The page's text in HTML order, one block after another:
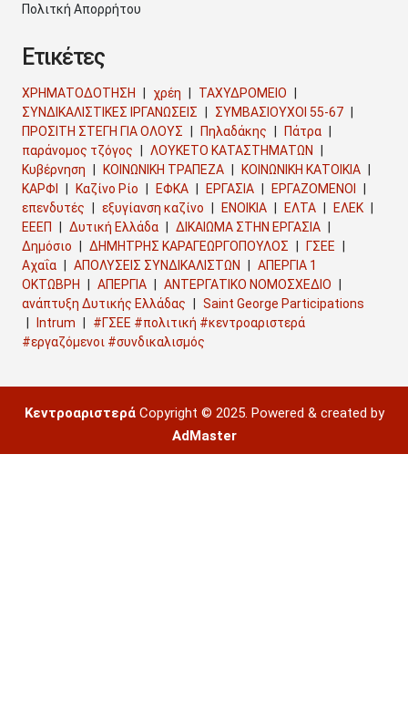
Πολιτκή Απορρήτου
Ετικέτες
ΧΡΗΜΑΤΟΔΟΤΗΣΗ χρέη
ΤΑΧΥΔΡΟΜΕΙΟ
ΣΥΝΔΙΚΑΛΙΣΤΙΚΕΣ ΙΡΓΑΝΩΣΕΙΣ
ΣΥΜΒΑΣΙΟΥΧΟΙ 55-67
ΠΡΟΣΙΤΗ ΣΤΕΓΗ ΓΙΑ ΟΛΟΥΣ
Πηλαδάκης
Πάτρα
παράνομος τζόγος
ΛΟΥΚΕΤΟ ΚΑΤΑΣΤΗΜΑΤΩΝ
Κυβέρνηση
ΚΟΙΝΩΝΙΚΗ ΤΡΑΠΕΖΑ
ΚΟΙΝΩΝΙΚΗ ΚΑΤΟΙΚΙΑ
ΚΑΡΦΙ
Καζίνο Ρίο ΕΦΚΑ ΕΡΓΑΣΙΑ
ΕΡΓΑΖΟΜΕΝΟΙ
επενδυτές
εξυγίανση καζίνο ΕΝΟΙΚΙΑ ΕΛΤΑ
ΕΛΕΚ
ΕΕΕΠ
Δυτική Ελλάδα
ΔΙΚΑΙΩΜΑ ΣΤΗΝ ΕΡΓΑΣΙΑ
Δημόσιο
ΔΗΜΗΤΡΗΣ ΚΑΡΑΓΕΩΡΓΟΠΟΥΛΟΣ
ΓΣΕΕ
Αχαΐα
ΑΠΟΛΥΣΕΙΣ ΣΥΝΔΙΚΑΛΙΣΤΩΝ
ΑΠΕΡΓΙΑ 1
ΟΚΤΩΒΡΗ
ΑΠΕΡΓΙΑ
ΑΝΤΕΡΓΑΤΙΚΟ ΝΟΜΟΣΧΕΔΙΟ
ανάπτυξη Δυτικής Ελλάδας
Saint George Participations
Intrum
#ΓΣΕΕ #πολιτική #κεντροαριστερά
#εργαζόμενοι #συνδικαλισμός
ΚεντροαριστεράCopyright © 2025. Powered & created by
AdMaster